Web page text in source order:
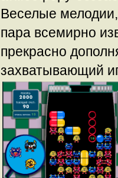
Веселые
пара всемирно
прекрасно
захватывающий